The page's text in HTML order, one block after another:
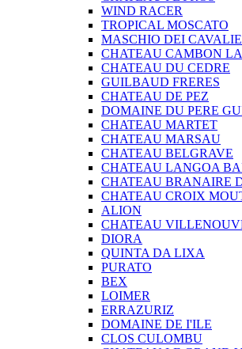
WIND RACER
TROPICAL MOSCATO
MASCHIO DEI
CHATEAU CAMBON
CHATEAU DU CEDRE
GUILBAUD FRERES
CHATEAU DE PEZ
DOMAINE DU PERE
CHATEAU MARTET
CHATEAU MARSAU
CHATEAU BELGRAVE
CHATEAU LANGOA
CHATEAU BRANAIRE
CHATEAU CROIX
ALION
CHATEAU
DIORA
QUINTA DA LIXA
PURATO
BEX
LOIMER
ERRAZURIZ
DOMAINE DE I'ILE
CLOS CULOMBU